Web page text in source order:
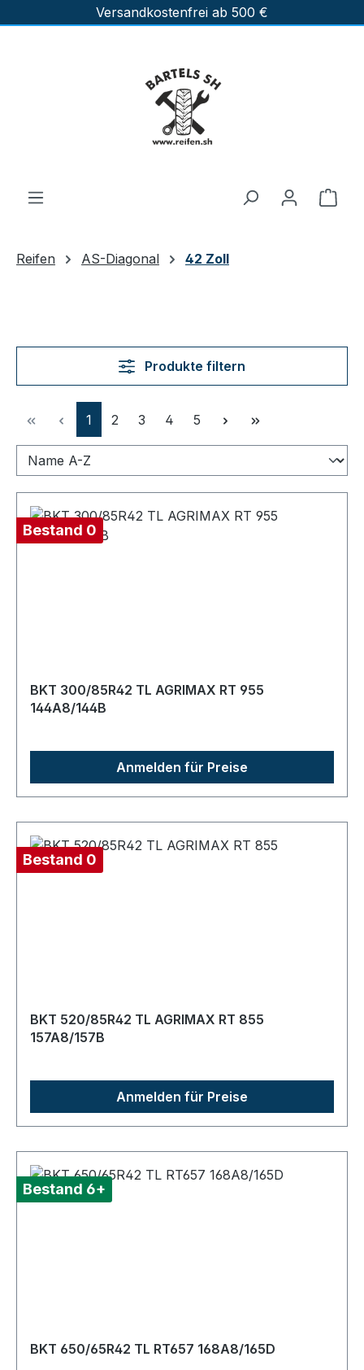
Zum Hauptinhalt springenVersandkostenfrei ab 500 €
Reifen AS-Diagonal 42 Zoll
Produkte filtern
Seite
1 Seite
2 Seite
3 Seite
4 Seite
5
Bestand 0
BKT 300/85R42 TL AGRIMAX RT 955
144A8/144B
Anmelden für Preise
Bestand 0
BKT 520/85R42 TL AGRIMAX RT 855
157A8/157B
Anmelden für Preise
Bestand 6+
BKT 650/65R42 TL RT657 168A8/165D